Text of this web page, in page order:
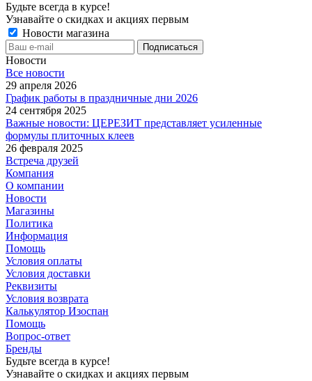
Будьте всегда в курсе!
Узнавайте о скидках и акциях первым
Новости магазина
Новости
Все новости
29 апреля 2026
График работы в праздничные дни 2026
24 сентября 2025
Важные новости: ЦЕРЕЗИТ представляет усиленные
формулы плиточных клеев
26 февраля 2025
Встреча друзей
Компания
О компании
Новости
Магазины
Политика
Информация
Помощь
Условия оплаты
Условия доставки
Реквизиты
Условия возврата
Калькулятор Изоспан
Помощь
Вопрос-ответ
Бренды
Будьте всегда в курсе!
Узнавайте о скидках и акциях первым